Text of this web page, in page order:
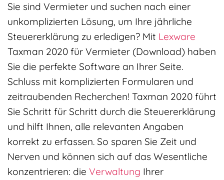
Sie sind Vermieter und suchen nach einer
unkomplizierten Lösung, um Ihre jährliche
Steuererklärung zu erledigen? Mit Lexware
Taxman 2020 für Vermieter (Download) haben
Sie die perfekte Software an Ihrer Seite.
Schluss mit komplizierten Formularen und
zeitraubenden Recherchen! Taxman 2020 führt
Sie Schritt für Schritt durch die Steuererklärung
und hilft Ihnen, alle relevanten Angaben
korrekt zu erfassen. So sparen Sie Zeit und
Nerven und können sich auf das Wesentliche
konzentrieren: die Verwaltung Ihrer